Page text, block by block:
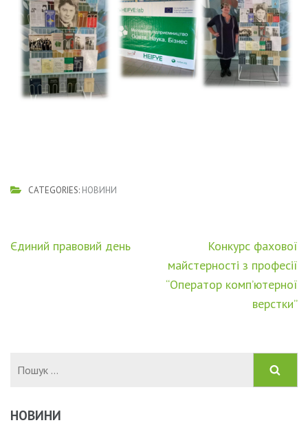
CATEGORIES: НОВИНИ
Навігація
Єдиний правовий день
Конкурс фахової
майстерності з професії
“Оператор комп’ютерної
верстки”
НОВИНИ